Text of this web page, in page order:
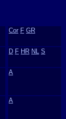
Cor F GR
D F HR NL S
A
A